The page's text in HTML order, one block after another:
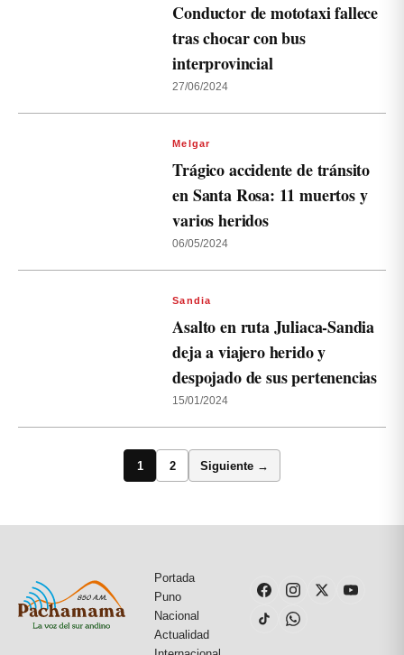
Conductor de mototaxi fallece
tras chocar con bus
interprovincial
27/06/2024
Melgar
Trágico accidente de tránsito
en Santa Rosa: 11 muertos y
varios heridos
06/05/2024
Sandia
Asalto en ruta Juliaca-Sandia
deja a viajero herido y
despojado de sus pertenencias
15/01/2024
1 2 Siguiente →
Portada
Puno
Nacional
Actualidad